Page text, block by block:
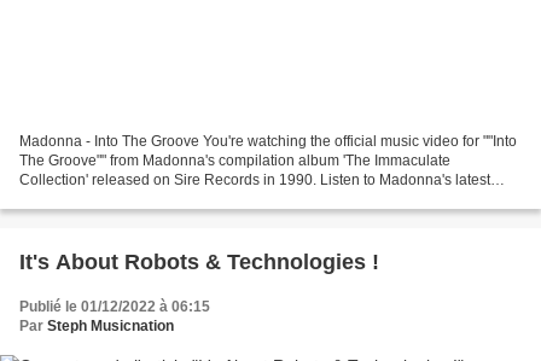
Madonna - Into The Groove You're watching the official music video for ""Into
The Groove"" from Madonna's compilation album 'The Immaculate
Collection' released on Sire Records in 1990. Listen to Madonna's latest
It's About Robots & Technologies !
Publié le 01/12/2022 à 06:15
Par Steph Musicnation